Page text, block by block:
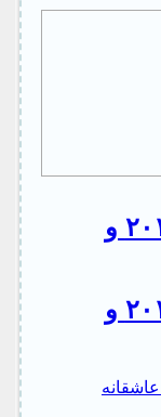
پیامک خیلی عاشقانه جدید ۲۰۱۶ و
پیامک خیلی عاشقانه جدید ۲۰۱۶ و